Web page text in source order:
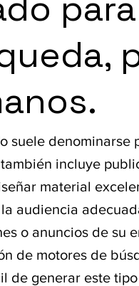
suele denominarse
también incluye
material
audiencia
o anuncios de su
de motores de
de generar este